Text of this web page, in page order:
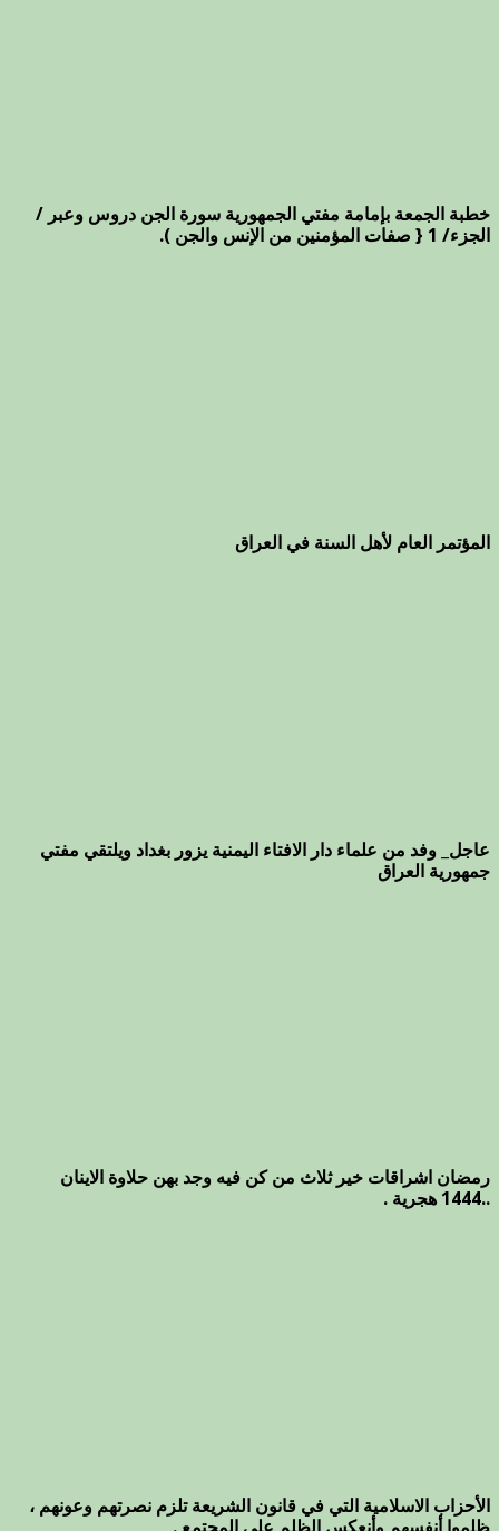
خطبة الجمعة بإمامة مفتي الجمهورية سورة الجن دروس وعبر /
الجزء/ 1 { صفات المؤمنين من الإنس والجن ).
المؤتمر العام لأهل السنة في العراق
عاجل_ وفد من علماء دار الافتاء اليمنية يزور بغداد ويلتقي مفتي
جمهورية العراق
رمضان اشراقات خير ثلاث من كن فيه وجد بهن حلاوة الاينان
..1444 هجرية .
الأحزاب الاسلامية التي في قانون الشريعة تلزم نصرتهم وعونهم ،
ظلموا أنفسهم وأنعكس الظلم على المجتمع .